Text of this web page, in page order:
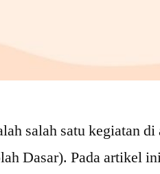
salah satu kegiatan
Dasar). Pada artikel